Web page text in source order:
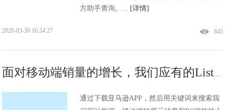
方助手查询。... [详情]
845
2020-03-30 16:34:27
通过下载亚马逊APP，然后用关键词来搜索我